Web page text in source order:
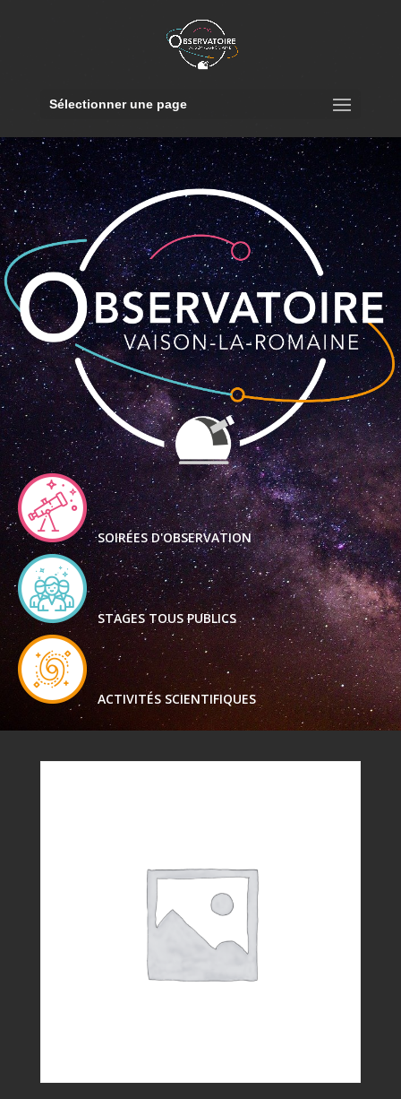
Sélectionner une page
SOIRÉES D'OBSERVATION
STAGES TOUS PUBLICS
ACTIVITÉS SCIENTIFIQUES